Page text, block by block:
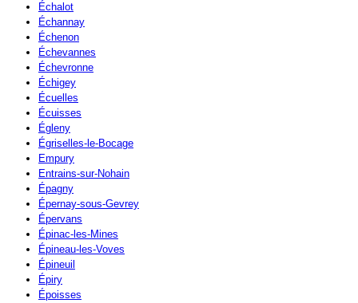
Échalot
Échannay
Échenon
Échevannes
Échevronne
Échigey
Écuelles
Écuisses
Égleny
Égriselles-le-Bocage
Empury
Entrains-sur-Nohain
Épagny
Épernay-sous-Gevrey
Épervans
Épinac-les-Mines
Épineau-les-Voves
Épineuil
Épiry
Époisses